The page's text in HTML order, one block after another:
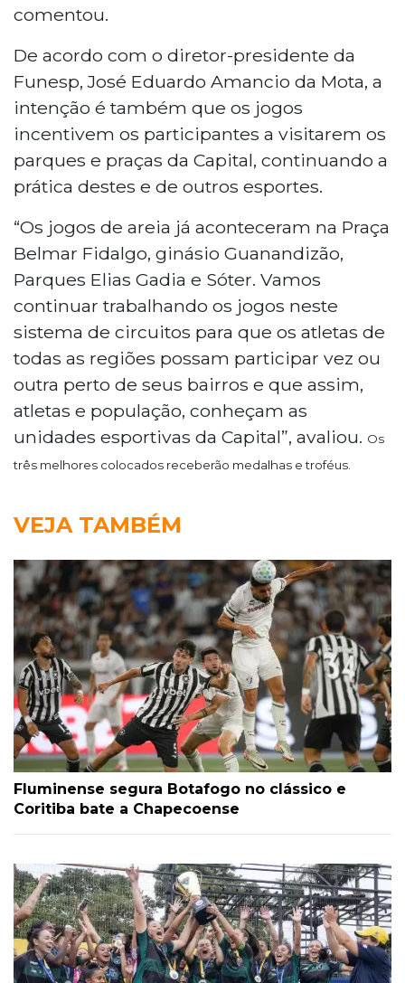
comentou.
De acordo com o diretor-presidente da
Funesp, José Eduardo Amancio da Mota, a
intenção é também que os jogos
incentivem os participantes a visitarem os
parques e praças da Capital, continuando a
prática destes e de outros esportes.
“Os jogos de areia já aconteceram na Praça
Belmar Fidalgo, ginásio Guanandizão,
Parques Elias Gadia e Sóter. Vamos
continuar trabalhando os jogos neste
sistema de circuitos para que os atletas de
todas as regiões possam participar vez ou
outra perto de seus bairros e que assim,
atletas e população, conheçam as
unidades esportivas da Capital”, avaliou. Os
três melhores colocados receberão medalhas e troféus.
VEJA TAMBÉM
Fluminense segura Botafogo no clássico e
Coritiba bate a Chapecoense